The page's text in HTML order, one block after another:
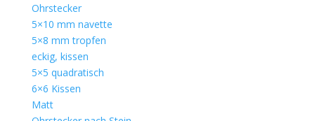
Ohrstecker
5×10 mm navette
5×8 mm tropfen
eckig, kissen
5×5 quadratisch
6×6 Kissen
Matt